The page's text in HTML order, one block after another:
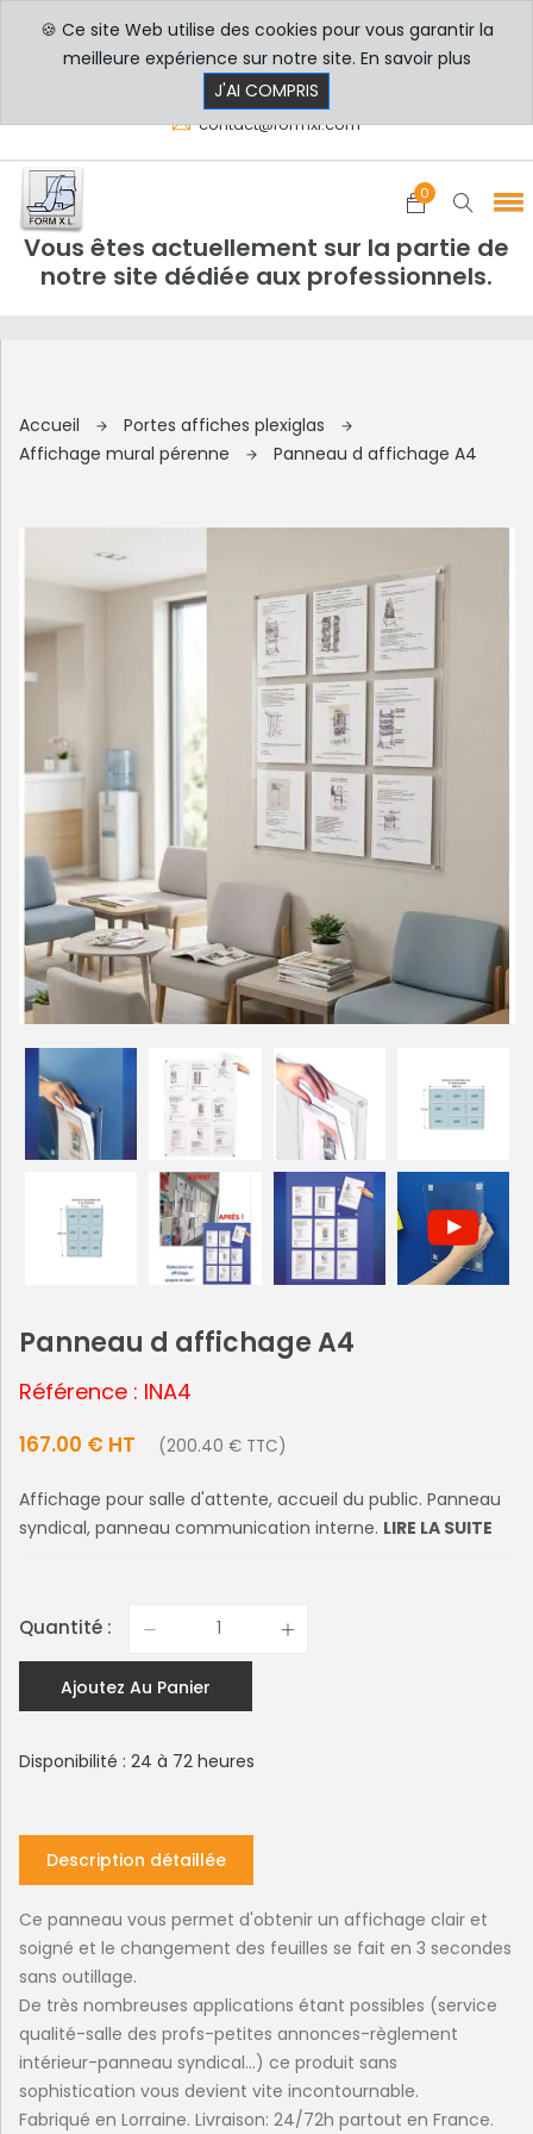
PROFESSIONNELS PARTICULIERS
contact@formxl.com
0
Vous êtes actuellement sur la partie de
notre site dédiée aux professionnels.
Accueil
Portes affiches plexiglas
Affichage mural pérenne
Panneau d affichage A4
Panneau d affichage A4
Référence : INA4
167.00 € HT (200.40 € TTC)
Affichage pour salle d'attente, accueil du public. Panneau
syndical, panneau communication interne. LIRE LA SUITE
Quantité :
Ajoutez Au Panier
Disponibilité : 24 à 72 heures
Description détaillée
Ce panneau vous permet d'obtenir un affichage clair et
soigné et le changement des feuilles se fait en 3 secondes
sans outillage.
De très nombreuses applications étant possibles (service
qualité-salle des profs-petites annonces-règlement
intérieur-panneau syndical...) ce produit sans
sophistication vous devient vite incontournable.
Fabriqué en Lorraine. Livraison: 24/72h partout en France.
🍪 Ce site Web utilise des cookies pour vous garantir la
meilleure expérience sur notre site. En savoir plus
J'AI COMPRIS